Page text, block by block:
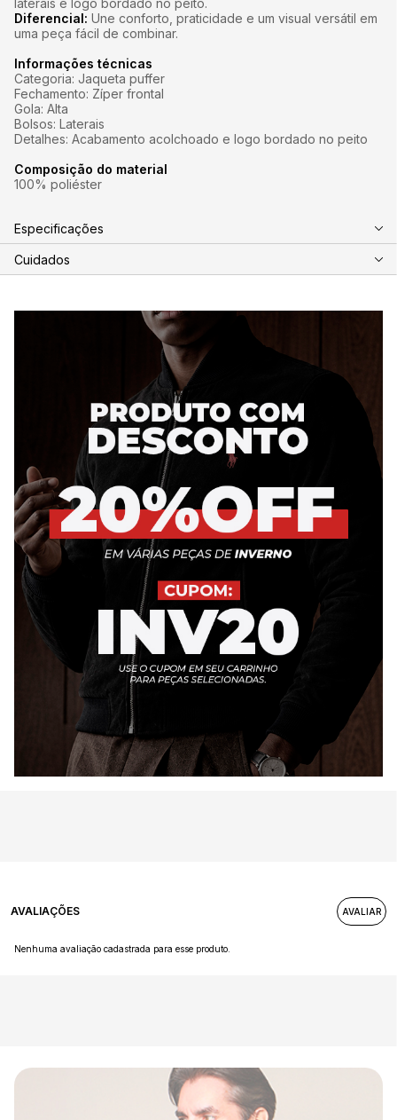
laterais e logo bordado no peito.
Diferencial: Une conforto, praticidade e um visual versátil em
uma peça fácil de combinar.
Informações técnicas
Categoria: Jaqueta puffer
Fechamento: Zíper frontal
Gola: Alta
Bolsos: Laterais
Detalhes: Acabamento acolchoado e logo bordado no peito
Composição do material
100% poliéster
Especificações
Cuidados
AVALIAÇÕES
Nenhuma avaliação cadastrada para esse produto.